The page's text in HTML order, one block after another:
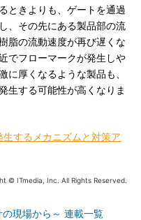
ときよりも、ゲートを通過
、その先にある製品部の流
脂の流動速度が再び遅くな
でフローマークが発生しや
に厚くなるような製品も、
生する可能性が高くなりま
するメカニズムと対策ア
© ITmedia, Inc. All Rights Reserved.
現場から～ 連載一覧